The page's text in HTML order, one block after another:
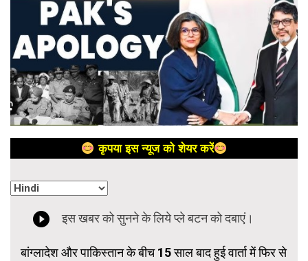
कृपया इस न्यूज को शेयर करें
बांग्लादेश और पाकिस्तान के बीच 15 साल बाद हुई वार्ता में फिर से